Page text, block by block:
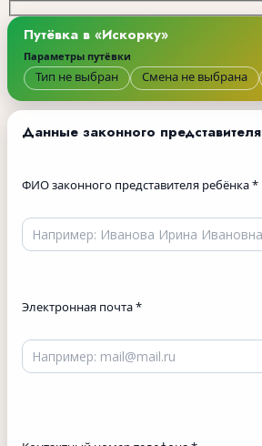
Путёвка в «Искорку»
Параметры путёвки
Тип не выбран Смена не выбрана
Данные законного представителя
ФИО законного представителя ребёнка*
Электронная почта*